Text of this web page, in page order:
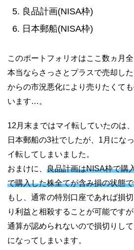
良品計画(NISA枠)
日本郵船(NISA枠)
このポートフォリオはここ数ヵ月全
本当ならさっさとプラスで売却し
からの市況悪化により売りたくて
います…。
12月末まではマイ転していたのは
日本郵船の3社でしたが、1月にな
イ転してしまいました。
おまけに、 良品計画はNISA枠で購
で購入した株全てが含み損の状態
もし、通常の特別口座であれば損
り利益と相殺することが可能です
通算が認められないので損切りし
になってしまいます。